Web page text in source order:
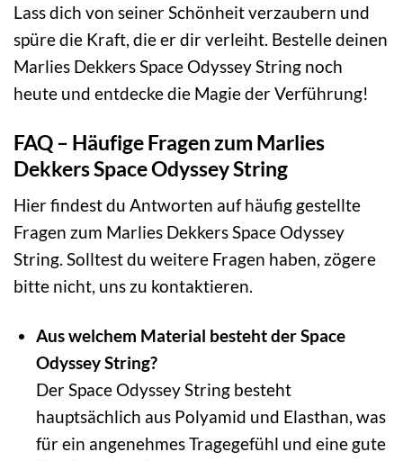
Lass dich von seiner Schönheit verzaubern und
spüre die Kraft, die er dir verleiht. Bestelle deinen
Marlies Dekkers Space Odyssey String noch
heute und entdecke die Magie der Verführung!
FAQ – Häufige Fragen zum Marlies
Dekkers Space Odyssey String
Hier findest du Antworten auf häufig gestellte
Fragen zum Marlies Dekkers Space Odyssey
String. Solltest du weitere Fragen haben, zögere
bitte nicht, uns zu kontaktieren.
Aus welchem Material besteht der Space
Odyssey String?
Der Space Odyssey String besteht
hauptsächlich aus Polyamid und Elasthan, was
für ein angenehmes Tragegefühl und eine gute